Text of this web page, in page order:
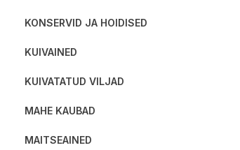
KONSERVID JA HOIDISED
KUIVAINED
KUIVATATUD VILJAD
MAHE KAUBAD
MAITSEAINED